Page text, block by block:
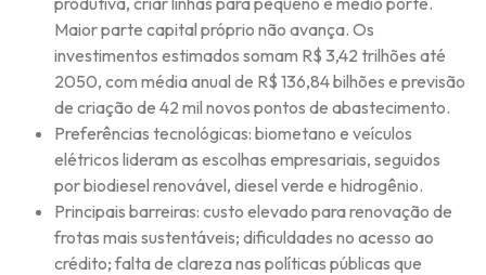
Maior parte capital próprio não avança. Os
investimentos estimados somam R$ 3,42 trilhões até
2050, com média anual de R$ 136,84 bilhões e previsão
de criação de 42 mil novos pontos de abastecimento.
Preferências tecnológicas: biometano e veículos
elétricos lideram as escolhas empresariais, seguidos
por biodiesel renovável, diesel verde e hidrogênio.
Principais barreiras: custo elevado para renovação de
frotas mais sustentáveis; dificuldades no acesso ao
crédito; falta de clareza nas políticas públicas que